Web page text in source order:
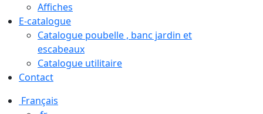
Affiches
E-catalogue
Catalogue poubelle , banc jardin et
escabeaux
Catalogue utilitaire
Contact
Français